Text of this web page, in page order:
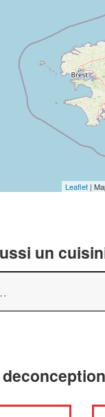
Leaflet |
un